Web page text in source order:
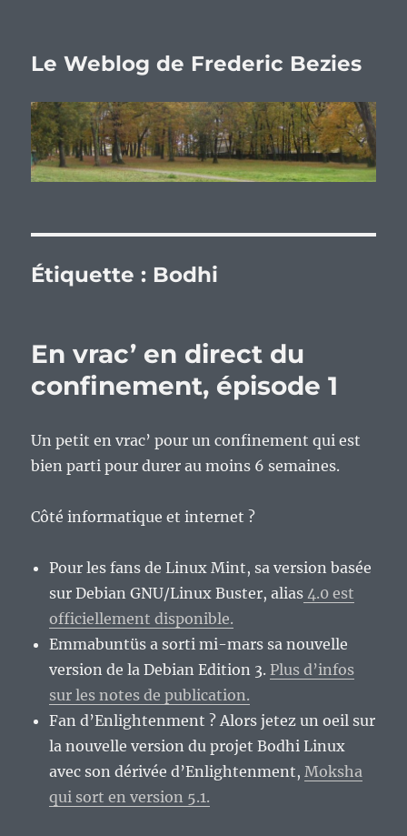
Le Weblog de Frederic Bezies
Étiquette : Bodhi
En vrac’ en direct du
confinement, épisode 1
Un petit en vrac’ pour un confinement qui est
bien parti pour durer au moins 6 semaines.
Côté informatique et internet ?
Pour les fans de Linux Mint, sa version basée
sur Debian GNU/Linux Buster, alias 4.0 est
officiellement disponible.
Emmabuntüs a sorti mi-mars sa nouvelle
version de la Debian Edition 3. Plus d’infos
sur les notes de publication.
Fan d’Enlightenment ? Alors jetez un oeil sur
la nouvelle version du projet Bodhi Linux
avec son dérivée d’Enlightenment,Moksha
qui sort en version 5.1.